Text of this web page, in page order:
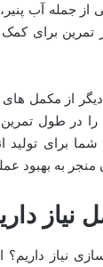
از جمله آب
تمرین برای
از مکمل
در طول تمرین
برای تولید
منجر به بهبود
نیاز
نیاز